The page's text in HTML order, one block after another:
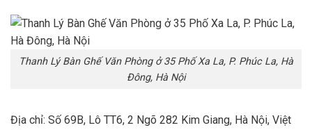
Thanh Lý Bàn Ghế Văn Phòng ở 35 Phố Xa La, P. Phúc La, Hà
Đông, Hà Nội
Địa chỉ: Số 69B, Lô TT6, 2 Ngõ 282 Kim Giang, Hà Nội, Việt